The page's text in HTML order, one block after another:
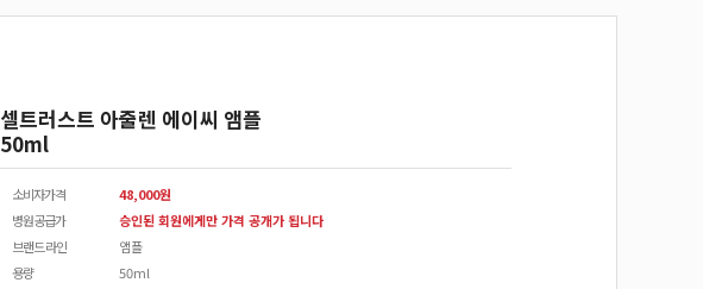
셀트러스트 아줄렌 에이씨 앰플
50ml
소비자가격
48,000원
병원공급가
승인된 회원에게만 가격 공개가 됩니다
브랜드 라인
앰플
용량
50ml